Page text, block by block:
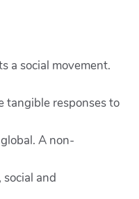
a social movement.
tangible responses to
A non-
and